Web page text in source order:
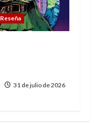
Reseña
31 de julio de 2026